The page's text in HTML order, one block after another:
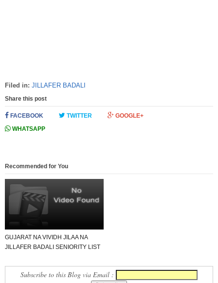
Filed in: JILLAFER BADALI
Share this post
FACEBOOK TWITTER
GOOGLE+
WHATSAPP
Recommended for You
GUJARAT NA VIVIDH JILAA NA
JILLAFER BADALI SENIORITY LIST
Subscribe to this Blog via Email :